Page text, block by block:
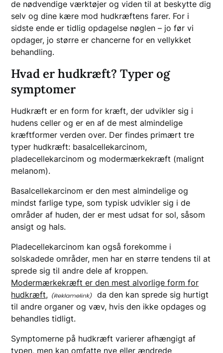
de nødvendige værktøjer og viden til at beskytte dig
selv og dine kære mod hudkræftens farer. For i
sidste ende er tidlig opdagelse nøglen – jo før vi
opdager, jo større er chancerne for en vellykket
behandling.
Hvad er hudkræft? Typer og
symptomer
Hudkræft er en form for kræft, der udvikler sig i
hudens celler og er en af de mest almindelige
kræftformer verden over. Der findes primært tre
typer hudkræft: basalcellekarcinom,
pladecellekarcinom og modermærkekræft (malignt
melanom).
Basalcellekarcinom er den mest almindelige og
mindst farlige type, som typisk udvikler sig i de
områder af huden, der er mest udsat for sol, såsom
ansigt og hals.
Pladecellekarcinom kan også forekomme i
solskadede områder, men har en større tendens til at
sprede sig til andre dele af kroppen.
Modermærkekræft er den mest alvorlige form for
hudkræft,
da den kan sprede sig hurtigt
til andre organer og væv, hvis den ikke opdages og
behandles tidligt.
Symptomerne på hudkræft varierer afhængigt af
typen, men kan omfatte nye eller ændrede